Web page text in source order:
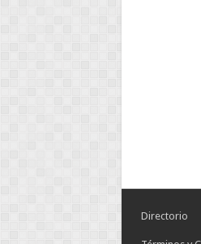
Directorio